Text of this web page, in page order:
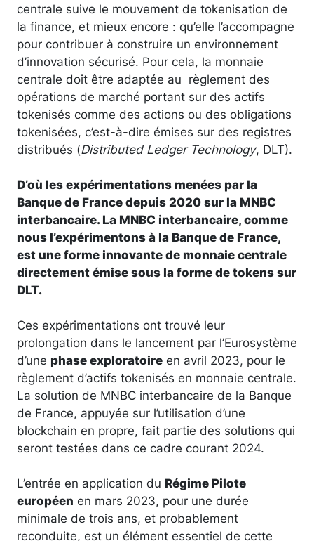
centrale suive le mouvement de tokenisation de
la finance, et mieux encore : qu’elle l’accompagne
pour contribuer à construire un environnement
d’innovation sécurisé. Pour cela, la monnaie
centrale doit être adaptée au règlement des
opérations de marché portant sur des actifs
tokenisés comme des actions ou des obligations
tokenisées, c’est-à-dire émises sur des registres
distribués (Distributed Ledger Technology, DLT).
D’où les expérimentations menées par la
Banque de France depuis 2020 sur la MNBC
interbancaire. La MNBC interbancaire, comme
nous l’expérimentons à la Banque de France,
est une forme innovante de monnaie centrale
directement émise sous la forme de tokens sur
DLT.
Ces expérimentations ont trouvé leur
prolongation dans le lancement par l’Eurosystème
d’une phase exploratoire en avril 2023, pour le
règlement d’actifs tokenisés en monnaie centrale.
La solution de MNBC interbancaire de la Banque
de France, appuyée sur l’utilisation d’une
blockchain en propre, fait partie des solutions qui
seront testées dans ce cadre courant 2024.
L’entrée en application du Régime Pilote
européen en mars 2023, pour une durée
minimale de trois ans, et probablement
reconduite, est un élément essentiel de cette